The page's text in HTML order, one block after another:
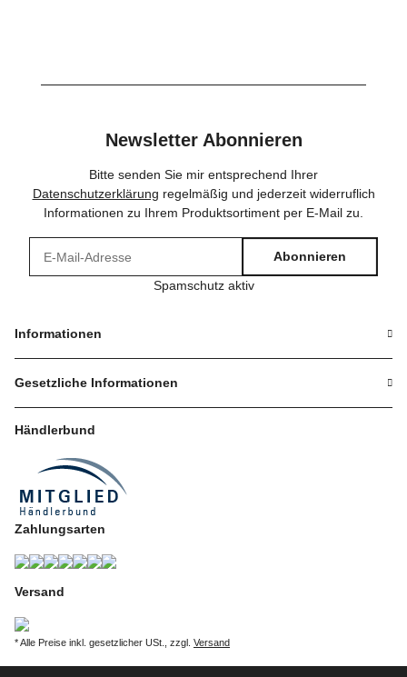
Newsletter Abonnieren
Bitte senden Sie mir entsprechend Ihrer
Datenschutzerklärung regelmäßig und jederzeit widerruflich
Informationen zu Ihrem Produktsortiment per E-Mail zu.
Abonnieren
Spamschutz aktiv
Informationen
Gesetzliche Informationen
Händlerbund
Zahlungsarten
Versand
* Alle Preise inkl. gesetzlicher USt., zzgl. Versand